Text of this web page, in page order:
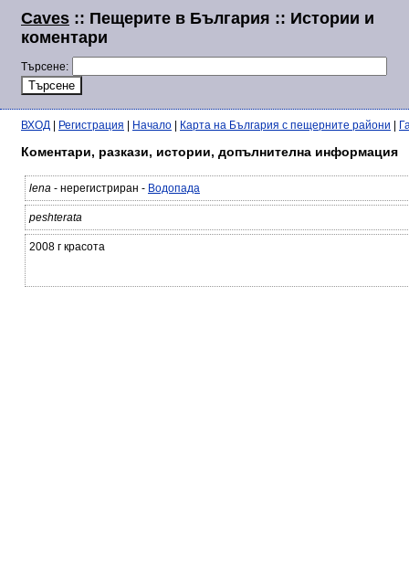
Caves :: Пещерите в България :: Истории и
коментари
Търсене:
ВХОД Регистрация Начало Карта на България с пещерните райони
Коментари, разкази, истории, допълнителна информация
lena - нерегистриран - Водопада
peshterata
2008 г красота